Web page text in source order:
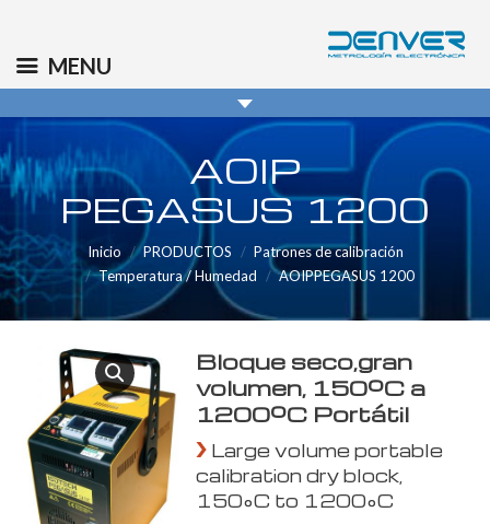
info@denver.es
AOIP
PEGASUS 1200
Inicio PRODUCTOS
Patrones de calibración
Temperatura / Humedad
AOIPPEGASUS 1200
Bloque seco,gran
volumen, 150ºC a
1200ºC Portátil
Large volume portable
calibration dry block,
150°C to 1200°C
MENU